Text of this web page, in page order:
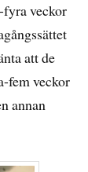
fyra veckor
att de
fem veckor
annan